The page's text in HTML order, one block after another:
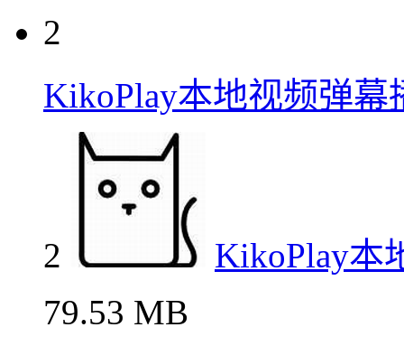
2
KikoPlay本地视频弹幕
2
KikoPlay本
79.53 MB